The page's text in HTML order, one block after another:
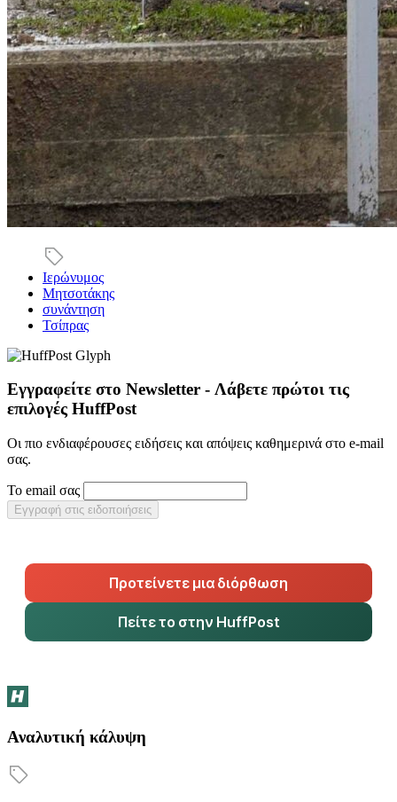
Ιερώνυμος
Μητσοτάκης
συνάντηση
Τσίπρας
Εγγραφείτε στο Newsletter - Λάβετε πρώτοι τις
επιλογές HuffPost
Οι πιο ενδιαφέρουσες ειδήσεις και απόψεις καθημερινά στο e-mail
σας.
Το email σας
Εγγραφή στις ειδοποιήσεις
Προτείνετε μια διόρθωση
Πείτε το στην HuffPost
Αναλυτική κάλυψη